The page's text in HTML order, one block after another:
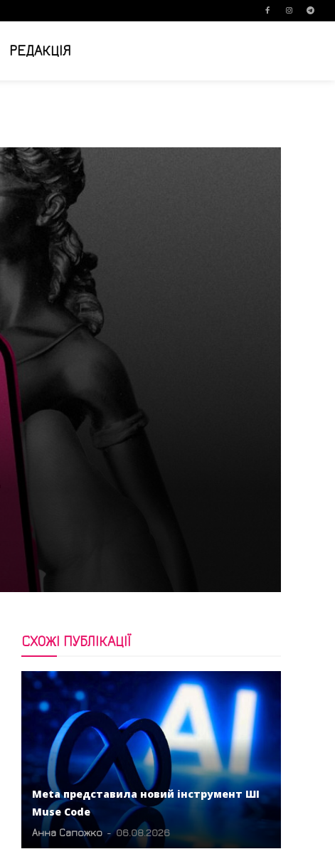
РЕДАКЦІЯ
СХОЖІ ПУБЛІКАЦІЇ
Meta представила новий інструмент ШІ
Muse Code
Анна Сапожко - 06.08.2026